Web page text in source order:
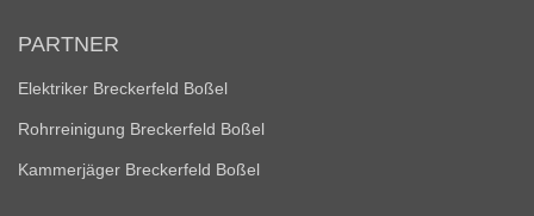
PARTNER
Elektriker Breckerfeld Boßel
Rohrreinigung Breckerfeld Boßel
Kammerjäger Breckerfeld Boßel